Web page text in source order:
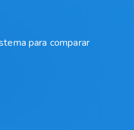
para comparar